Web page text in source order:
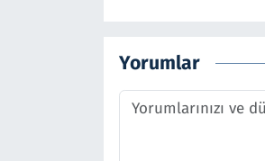
Yorumlar